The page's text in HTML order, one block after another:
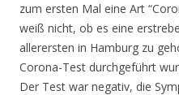
zum ersten Mal eine Art
weiß nicht, ob es eine
allerersten in Hamburg zu
Corona-Test durchgeführt
Der Test war negativ, die